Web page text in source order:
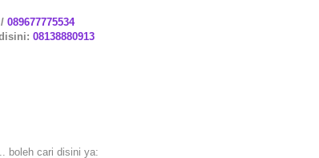
089677775534
08138880913
boleh cari disini ya: